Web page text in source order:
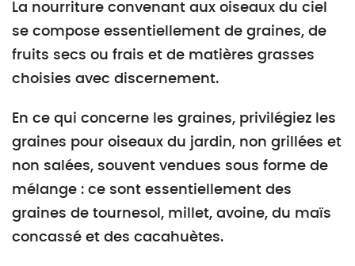
La nourriture convenant aux oiseaux du ciel
se compose essentiellement de graines, de
fruits secs ou frais et de matières grasses
choisies avec discernement.
En ce qui concerne les graines, privilégiez les
graines pour oiseaux du jardin, non grillées et
non salées, souvent vendues sous forme de
mélange : ce sont essentiellement des
graines de tournesol, millet, avoine, du maïs
concassé et des cacahuètes.